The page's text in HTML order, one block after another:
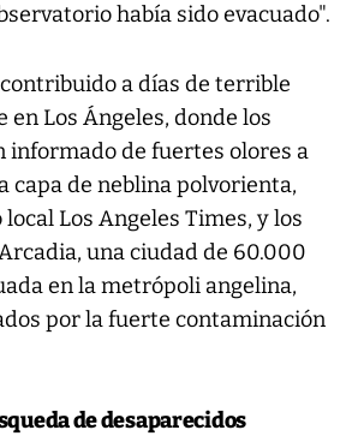
había sido evacuado".
a días de terrible
en Los Ángeles, donde los
informado de fuertes olores a
capa de neblina polvorienta,
Los Angeles Times, y los
una ciudad de 60.000
en la metrópoli angelina,
por la fuerte contaminación
de desaparecidos